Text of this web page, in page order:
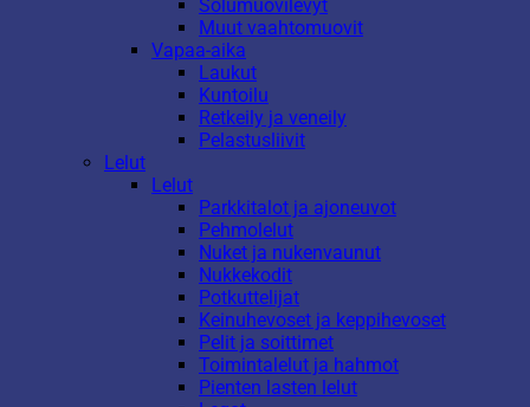
Solumuovilevyt
Muut vaahtomuovit
Vapaa-aika
Laukut
Kuntoilu
Retkeily ja veneily
Pelastusliivit
Lelut
Lelut
Parkkitalot ja ajoneuvot
Pehmolelut
Nuket ja nukenvaunut
Nukkekodit
Potkuttelijat
Keinuhevoset ja keppihevoset
Pelit ja soittimet
Toimintalelut ja hahmot
Pienten lasten lelut